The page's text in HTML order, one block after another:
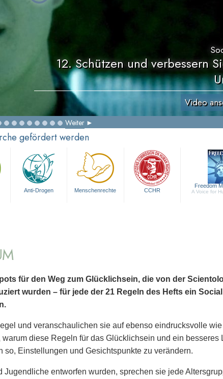
12. Schützen und verbessern
Video
Weiter
gefördert werden
Anti-Drogen Menschenrechte CCHR
Freedom
A Voice for
für den Weg zum Glücklichsein, die von der
wurden – für jede der 21 Regeln des Hefts ein
und veranschaulichen sie auf ebenso eindrucksvolle wie
diese Regeln für das Glücklichsein und ein besseres
Einstellungen und Gesichtspunkte zu verändern.
entworfen wurden, sprechen sie jede